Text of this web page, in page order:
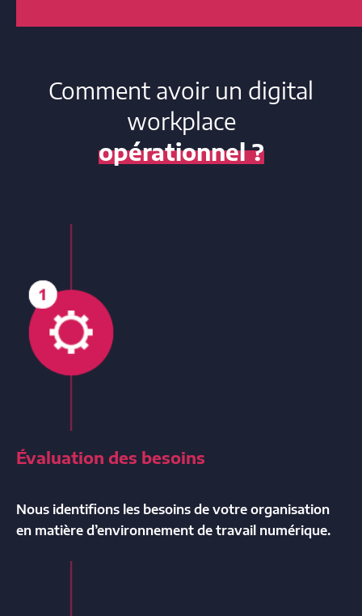
Comment avoir un digital
workplace
opérationnel ?
Évaluation des besoins
Nous identifions les besoins de votre organisation
en matière d’environnement de travail numérique.